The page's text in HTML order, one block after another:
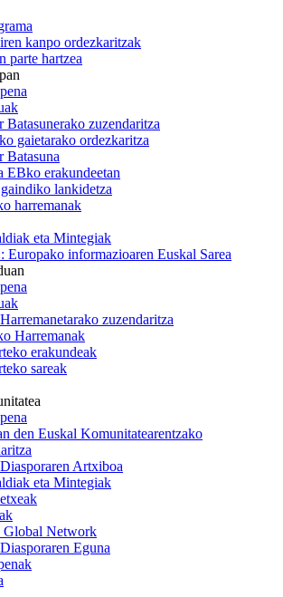
kanpo ordezkaritzak
parte hartzea
Batasunerako zuzendaritza
gaietarako ordezkaritza
Batasuna
EBko erakundeetan
lankidetza
harremanak
eta Mintegiak
Europako informazioaren Euskal Sarea
zuzendaritza
Harremanak
erakundeak
sareak
den Euskal Komunitatearentzako
Artxiboa
eta Mintegiak
Global Network
Eguna